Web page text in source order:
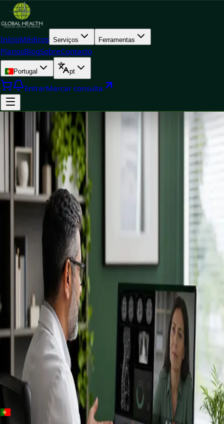
InícioMédicos Serviços Ferramentas
PlanosBlogSobreContacto
Portugal pt
EntrarMarcar consulta
++
Portugal · Especialistas